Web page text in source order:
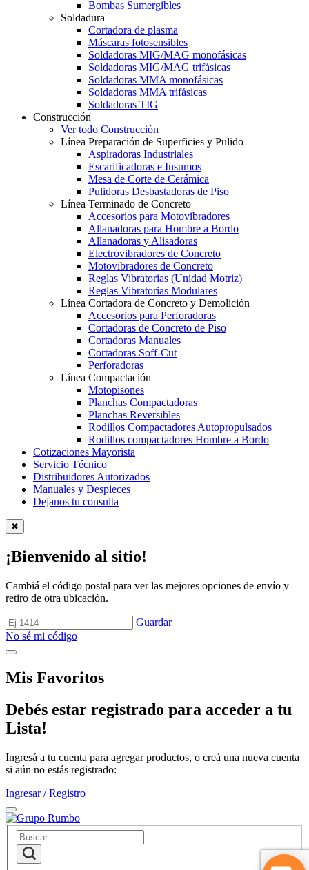
Bombas Sumergibles
Soldadura
Cortadora de plasma
Máscaras fotosensibles
Soldadoras MIG/MAG monofásicas
Soldadoras MIG/MAG trifásicas
Soldadoras MMA monofásicas
Soldadoras MMA trifásicas
Soldadoras TIG
Construcción
Ver todo Construcción
Línea Preparación de Superficies y Pulido
Aspiradoras Industriales
Escarificadoras e Insumos
Mesa de Corte de Cerámica
Pulidoras Desbastadoras de Piso
Línea Terminado de Concreto
Accesorios para Motovibradores
Allanadoras para Hombre a Bordo
Allanadoras y Alisadoras
Electrovibradores de Concreto
Motovibradores de Concreto
Reglas Vibratorias (Unidad Motriz)
Reglas Vibratorias Modulares
Línea Cortadora de Concreto y Demolición
Accesorios para Perforadoras
Cortadoras de Concreto de Piso
Cortadoras Manuales
Cortadoras Soff-Cut
Perforadoras
Línea Compactación
Motopisones
Planchas Compactadoras
Planchas Reversibles
Rodillos Compactadores Autopropulsados
Rodillos compactadores Hombre a Bordo
Cotizaciones Mayorista
Servicio Técnico
Distribuidores Autorizados
Manuales y Despieces
Dejanos tu consulta
✖
¡Bienvenido al sitio!
Cambiá el código postal para ver las mejores opciones de envío y
retiro de otra ubicación.
Guardar
No sé mi código
Mis Favoritos
Debés estar registrado para acceder a tu
Lista!
Ingresá a tu cuenta para agregar productos, o creá una nueva cuenta
si aún no estás registrado:
Ingresar / Registro